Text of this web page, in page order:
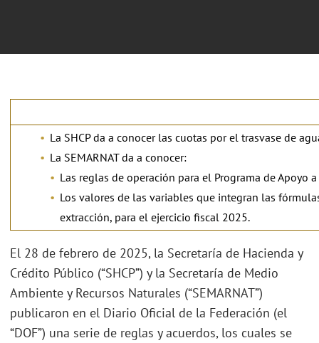
La SHCP da a conocer las cuotas por el trasvase de
La SEMARNAT da a conocer:
Las reglas de operación para el Programa de Apoyo
Los valores de las variables que integran las
extracción, para el ejercicio fiscal 2025.
El 28 de febrero de 2025, la Secretaría de Hacienda y
Crédito Público (“SHCP”) y la Secretaría de Medio
Ambiente y Recursos Naturales (“SEMARNAT”)
publicaron en el Diario Oficial de la Federación (el
“DOF”) una serie de reglas y acuerdos, los cuales se